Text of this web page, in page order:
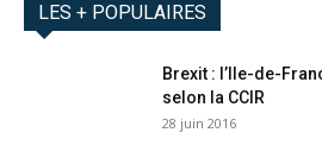
LES + POPULAIRES
Brexit : l’Ile-de-
selon la CCIR
28 juin 2016